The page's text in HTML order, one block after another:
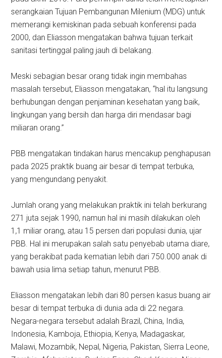
serangkaian Tujuan Pembangunan Milenium (MDG) untuk
memerangi kemiskinan pada sebuah konferensi pada
2000, dan Eliasson mengatakan bahwa tujuan terkait
sanitasi tertinggal paling jauh di belakang.
Meski sebagian besar orang tidak ingin membahas
masalah tersebut, Eliasson mengatakan, “hal itu langsung
berhubungan dengan penjaminan kesehatan yang baik,
lingkungan yang bersih dan harga diri mendasar bagi
miliaran orang.”
PBB mengatakan tindakan harus mencakup penghapusan
pada 2025 praktik buang air besar di tempat terbuka,
yang mengundang penyakit.
Jumlah orang yang melakukan praktik ini telah berkurang
271 juta sejak 1990, namun hal ini masih dilakukan oleh
1,1 miliar orang, atau 15 persen dari populasi dunia, ujar
PBB. Hal ini merupakan salah satu penyebab utama diare,
yang berakibat pada kematian lebih dari 750.000 anak di
bawah usia lima setiap tahun, menurut PBB.
Eliasson mengatakan lebih dari 80 persen kasus buang air
besar di tempat terbuka di dunia ada di 22 negara.
Negara-negara tersebut adalah Brazil, China, India,
Indonesia, Kamboja, Ethiopia, Kenya, Madagaskar,
Malawi, Mozambik, Nepal, Nigeria, Pakistan, Sierra Leone,